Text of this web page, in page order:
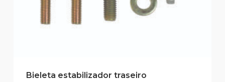
Bieleta estabilizador traseiro